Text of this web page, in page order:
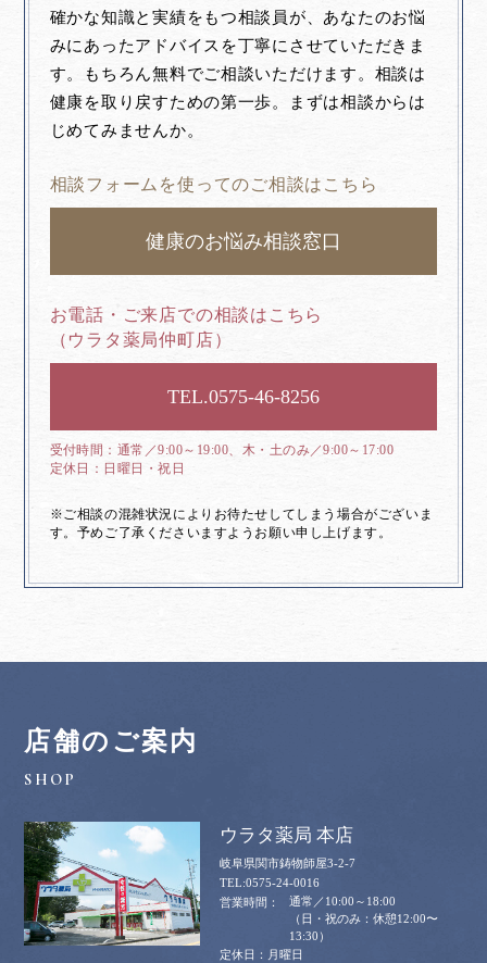
確かな知識と実績をもつ相談員が、あなたのお悩
みにあったアドバイスを丁寧にさせていただきま
す。もちろん無料でご相談いただけます。相談は
健康を取り戻すための第一歩。まずは相談からは
じめてみませんか。
相談フォームを使ってのご相談はこちら
健康のお悩み相談窓口
お電話・ご来店での相談はこちら
（ウラタ薬局仲町店）
0575-46-8256
通常／9:00～19:00、木・土のみ／9:00～17:00
日曜日・祝日
※ご相談の混雑状況によりお待たせしてしまう場合がございま
す。予めご了承くださいますようお願い申し上げます。
店舗のご案内
ウラタ薬局 本店
岐阜県関市鋳物師屋3-2-7
0575-24-0016
通常／10:00～18:00
（日・祝のみ：休憩12:00〜
13:30）
月曜日